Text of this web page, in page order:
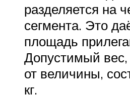
разделяется на
сегмента. Это
площадь
Допустимый
от величины,
кг.